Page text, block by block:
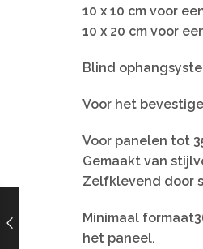
10 x 10 cm voor
10 x 20 cm voor
Blind
Voor het
Voor panelen tot
Gemaakt van
Zelfklevend door
Minimaal
het paneel.